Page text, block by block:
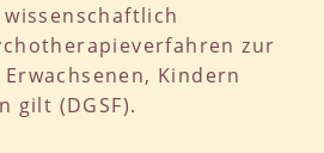
zur
Kindern
gilt (DGSF).